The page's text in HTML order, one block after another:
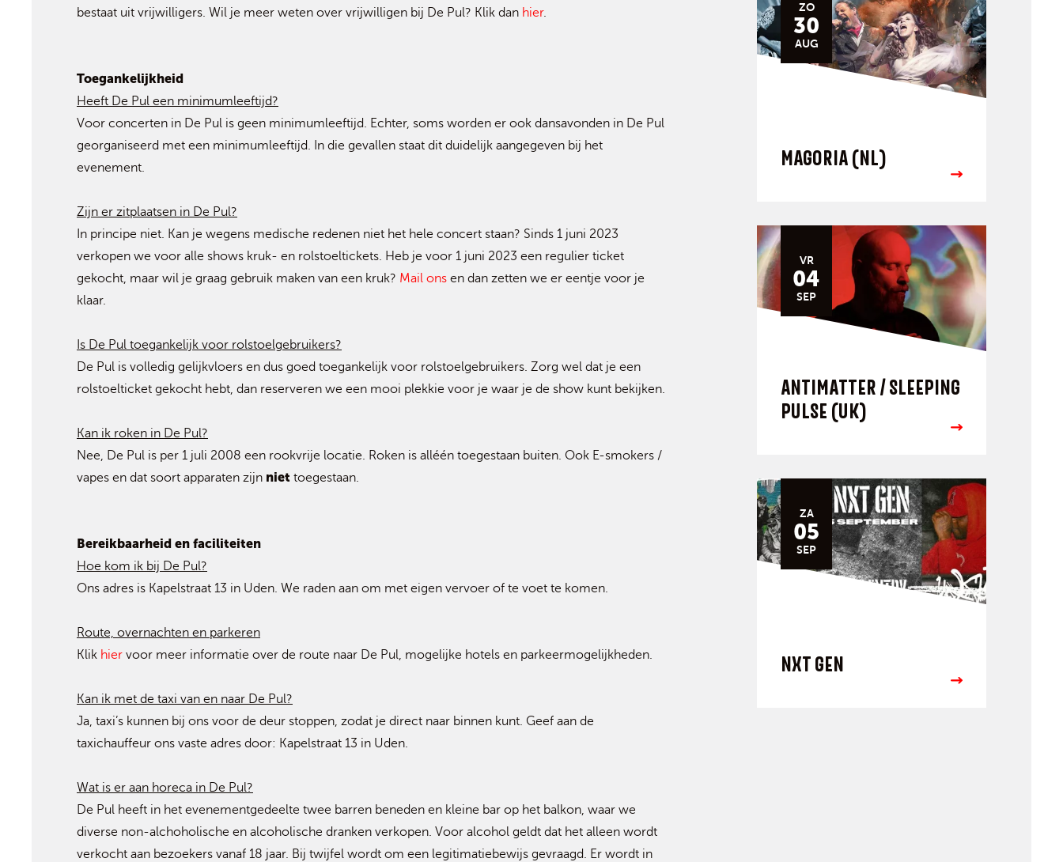
bestaat uit vrijwilligers. Wil je meer weten over vrijwilligen bij De Pul? Klik dan hier.
Toegankelijkheid
Heeft De Pul een minimumleeftijd?
Voor concerten in De Pul is geen minimumleeftijd. Echter, soms worden er ook dansavonden in De Pul
georganiseerd met een minimumleeftijd. In die gevallen staat dit duidelijk aangegeven bij het
evenement.
Zijn er zitplaatsen in De Pul?
In principe niet. Kan je wegens medische redenen niet het hele concert staan? Sinds 1 juni 2023
verkopen we voor alle shows kruk- en rolstoeltickets. Heb je voor 1 juni 2023 een regulier ticket
gekocht, maar wil je graag gebruik maken van een kruk? Mail ons en dan zetten we er eentje voor je
klaar.
Is De Pul toegankelijk voor rolstoelgebruikers?
De Pul is volledig gelijkvloers en dus goed toegankelijk voor rolstoelgebruikers. Zorg wel dat je een
rolstoelticket gekocht hebt, dan reserveren we een mooi plekkie voor je waar je de show kunt bekijken.
Kan ik roken in De Pul?
Nee, De Pul is per 1 juli 2008 een rookvrije locatie. Roken is alléén toegestaan buiten. Ook E-smokers /
vapes en dat soort apparaten zijn niet toegestaan.
Bereikbaarheid en faciliteiten
Hoe kom ik bij De Pul?
Ons adres is Kapelstraat 13 in Uden. We raden aan om met eigen vervoer of te voet te komen.
Route, overnachten en parkeren
Klik hier voor meer informatie over de route naar De Pul, mogelijke hotels en parkeermogelijkheden.
Kan ik met de taxi van en naar De Pul?
Ja, taxi’s kunnen bij ons voor de deur stoppen, zodat je direct naar binnen kunt. Geef aan de
taxichauffeur ons vaste adres door: Kapelstraat 13 in Uden.
Wat is er aan horeca in De Pul?
De Pul heeft in het evenementgedeelte twee barren beneden en kleine bar op het balkon, waar we
diverse non-alchoholische en alcoholische dranken verkopen. Voor alcohol geldt dat het alleen wordt
verkocht aan bezoekers vanaf 18 jaar. Bij twijfel wordt om een legitimatiebewijs gevraagd. Er wordt in
ZO
30
AUG
MAGORIA (NL)
VR
04
SEP
ANTIMATTER / SLEEPING
PULSE (UK)
ZA
05
SEP
NXT GEN